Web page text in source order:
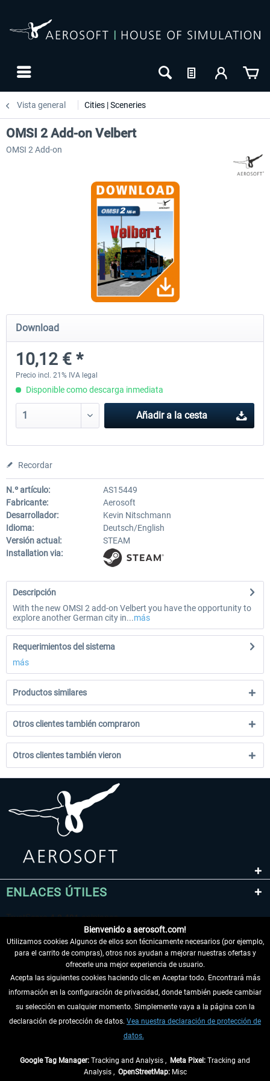
Vista general Cities | Sceneries
OMSI 2 Add-on Thüringer Wald
30,49 € *
OMSI 2 Add-on Berlin Line
OMSI 2 Add-on Velbert
OMSI 2 Add-on
Download
10,12 € *
Precio incl. 21% IVA legal
Disponible como descarga inmediata
Añadir a la cesta
Recordar
N.º artículo:
AS15449
Fabricante:
Aerosoft
Desarrollador:
Kevin Nitschmann
Idioma:
Deutsch/English
Versión actual:
STEAM
Installation via:
Descripción
With the new OMSI 2 add-on Velbert you have the opportunity to
explore another German city in...más
Requerimientos del sistema
más
Productos similares
Otros clientes también compraron
Otros clientes también vieron
ENLACES ÚTILES
DESISTIR DEL CONTRATO
INFORMACIÓN
Bienvenido a aerosoft.com!
Utilizamos cookies Algunos de ellos son técnicamente necesarios (por ejemplo,
para el carrito de compras), otros nos ayudan a mejorar nuestras ofertas y
ofrecerle una mejor experiencia de usuario.
Acepta las siguientes cookies haciendo clic en Aceptar todo. Encontrará más
información en la configuración de privacidad, donde también puede cambiar
su selección en cualquier momento. Simplemente vaya a la página con la
declaración de protección de datos. Vea nuestra declaración de protección de
datos.
Google Tag Manager: Tracking and Analysis , Meta Pixel: Tracking and
Analysis , OpenStreetMap:Misc